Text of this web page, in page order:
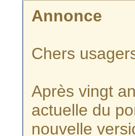
Annonce
Chers
Après vingt
actuelle du
nouvelle